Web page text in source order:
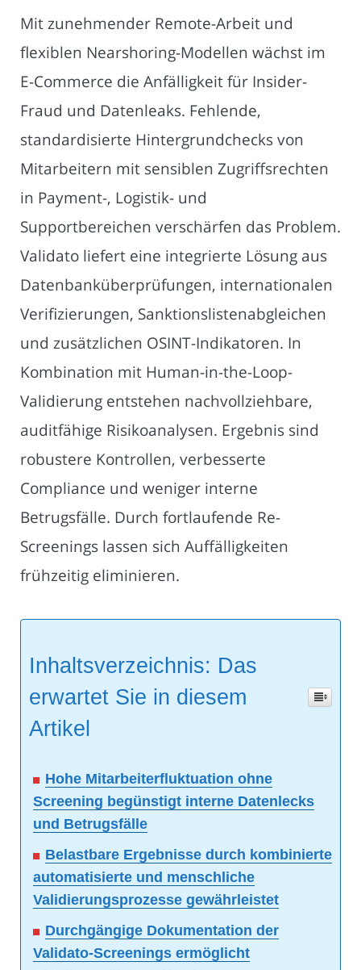
Mit zunehmender Remote-Arbeit und
flexiblen Nearshoring-Modellen wächst im
E-Commerce die Anfälligkeit für Insider-
Fraud und Datenleaks. Fehlende,
standardisierte Hintergrundchecks von
Mitarbeitern mit sensiblen Zugriffsrechten
in Payment-, Logistik- und
Supportbereichen verschärfen das Problem.
Validato liefert eine integrierte Lösung aus
Datenbanküberprüfungen, internationalen
Verifizierungen, Sanktionslistenabgleichen
und zusätzlichen OSINT-Indikatoren. In
Kombination mit Human-in-the-Loop-
Validierung entstehen nachvollziehbare,
auditfähige Risikoanalysen. Ergebnis sind
robustere Kontrollen, verbesserte
Compliance und weniger interne
Betrugsfälle. Durch fortlaufende Re-
Screenings lassen sich Auffälligkeiten
frühzeitig eliminieren.
Inhaltsverzeichnis: Das
erwartet Sie in diesem
Artikel
Hohe Mitarbeiterfluktuation ohne
Screening begünstigt interne Datenlecks
und Betrugsfälle
Belastbare Ergebnisse durch kombinierte
automatisierte und menschliche
Validierungsprozesse gewährleistet
Durchgängige Dokumentation der
Validato-Screenings ermöglicht